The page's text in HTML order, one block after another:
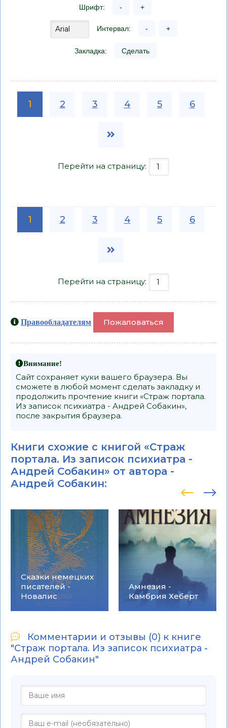
Шрифт: - +
Интервал: - +
Закладка: Сделать
1 2 3 4 5 6
Перейти на страницу:
1 2 3 4 5 6
Перейти на страницу:
Правообладателям Пожаловаться
Внимание!
Сайт сохраняет куки вашего браузера. Вы
сможете в любой момент сделать закладку и
продолжить прочтение книги «Страж портала.
Из записок психиатра - Андрей Собакин»,
после закрытия браузера.
Книги схожие с книгой «Страж
портала. Из записок психиатра -
Андрей Собакин» от автора -
Андрей Собакин:
Сказки немецких
писателей -
Новалис
Амнезия -
Камбрия Хеберт
Комментарии и отзывы (0) к книге
"Страж портала. Из записок психиатра -
Андрей Собакин"